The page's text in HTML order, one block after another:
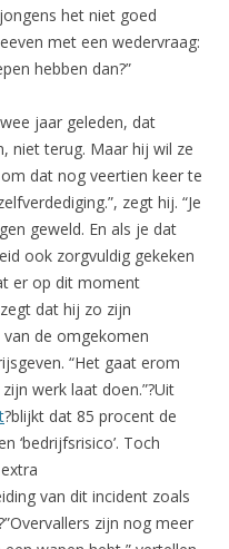
het niet goed
met een wedervraag:
hebben dan?”
jaar geleden, dat
niet terug. Maar hij wil ze
dat nog veertien keer te
zegt hij. “Je
geweld. En als je dat
ook zorgvuldig gekeken
er op dit moment
dat hij zo zijn
de omgekomen
“Het gaat erom
werk laat doen.”?Uit
?blijkt dat 85 procent de
‘bedrijfsrisico’. Toch
van dit incident zoals
zijn nog meer